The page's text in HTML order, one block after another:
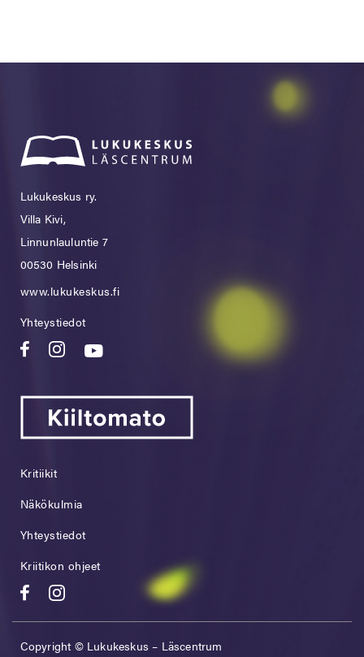
Lukukeskus ry.
Villa Kivi,
Linnunlauluntie 7
00530 Helsinki
www.lukukeskus.fi
Yhteystiedot
Kritiikit
Näkökulmia
Yhteystiedot
Kriitikon ohjeet
Copyright © Lukukeskus – Läscentrum